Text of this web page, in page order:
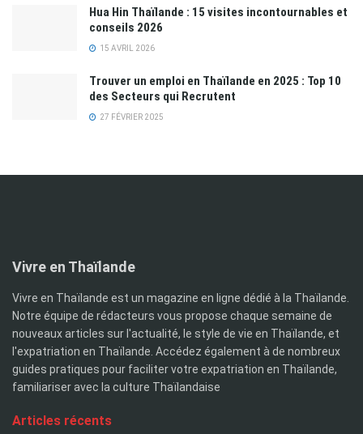
Hua Hin Thaïlande : 15 visites incontournables et
conseils 2026
15 AVRIL 2026
Trouver un emploi en Thaïlande en 2025 : Top 10
des Secteurs qui Recrutent
27 FÉVRIER 2025
Vivre en Thaïlande
Vivre en Thaïlande est un magazine en ligne dédié à la Thaïlande.
Notre équipe de rédacteurs vous propose chaque semaine de
nouveaux articles sur l'actualité, le style de vie en Thaïlande, et
l'expatriation en Thaïlande. Accédez également à de nombreux
guides pratiques pour faciliter votre expatriation en Thaïlande,
familiariser avec la culture Thaïlandaise
Articles récents